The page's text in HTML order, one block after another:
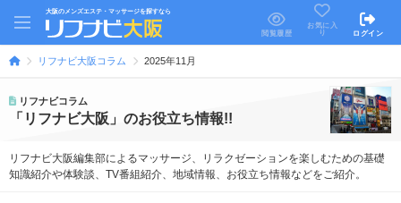
大阪のメンズエステ・マッサージを探すなら
閲覧履歴
お気に入
り
ログイン
リフナビ大阪コラム 2025年11月
リフナビコラム
「リフナビ大阪」のお役立ち情報!!
リフナビ大阪編集部によるマッサージ、リラクゼーションを楽しむための基礎
知識紹介や体験談、TV番組紹介、地域情報、お役立ち情報などをご紹介。